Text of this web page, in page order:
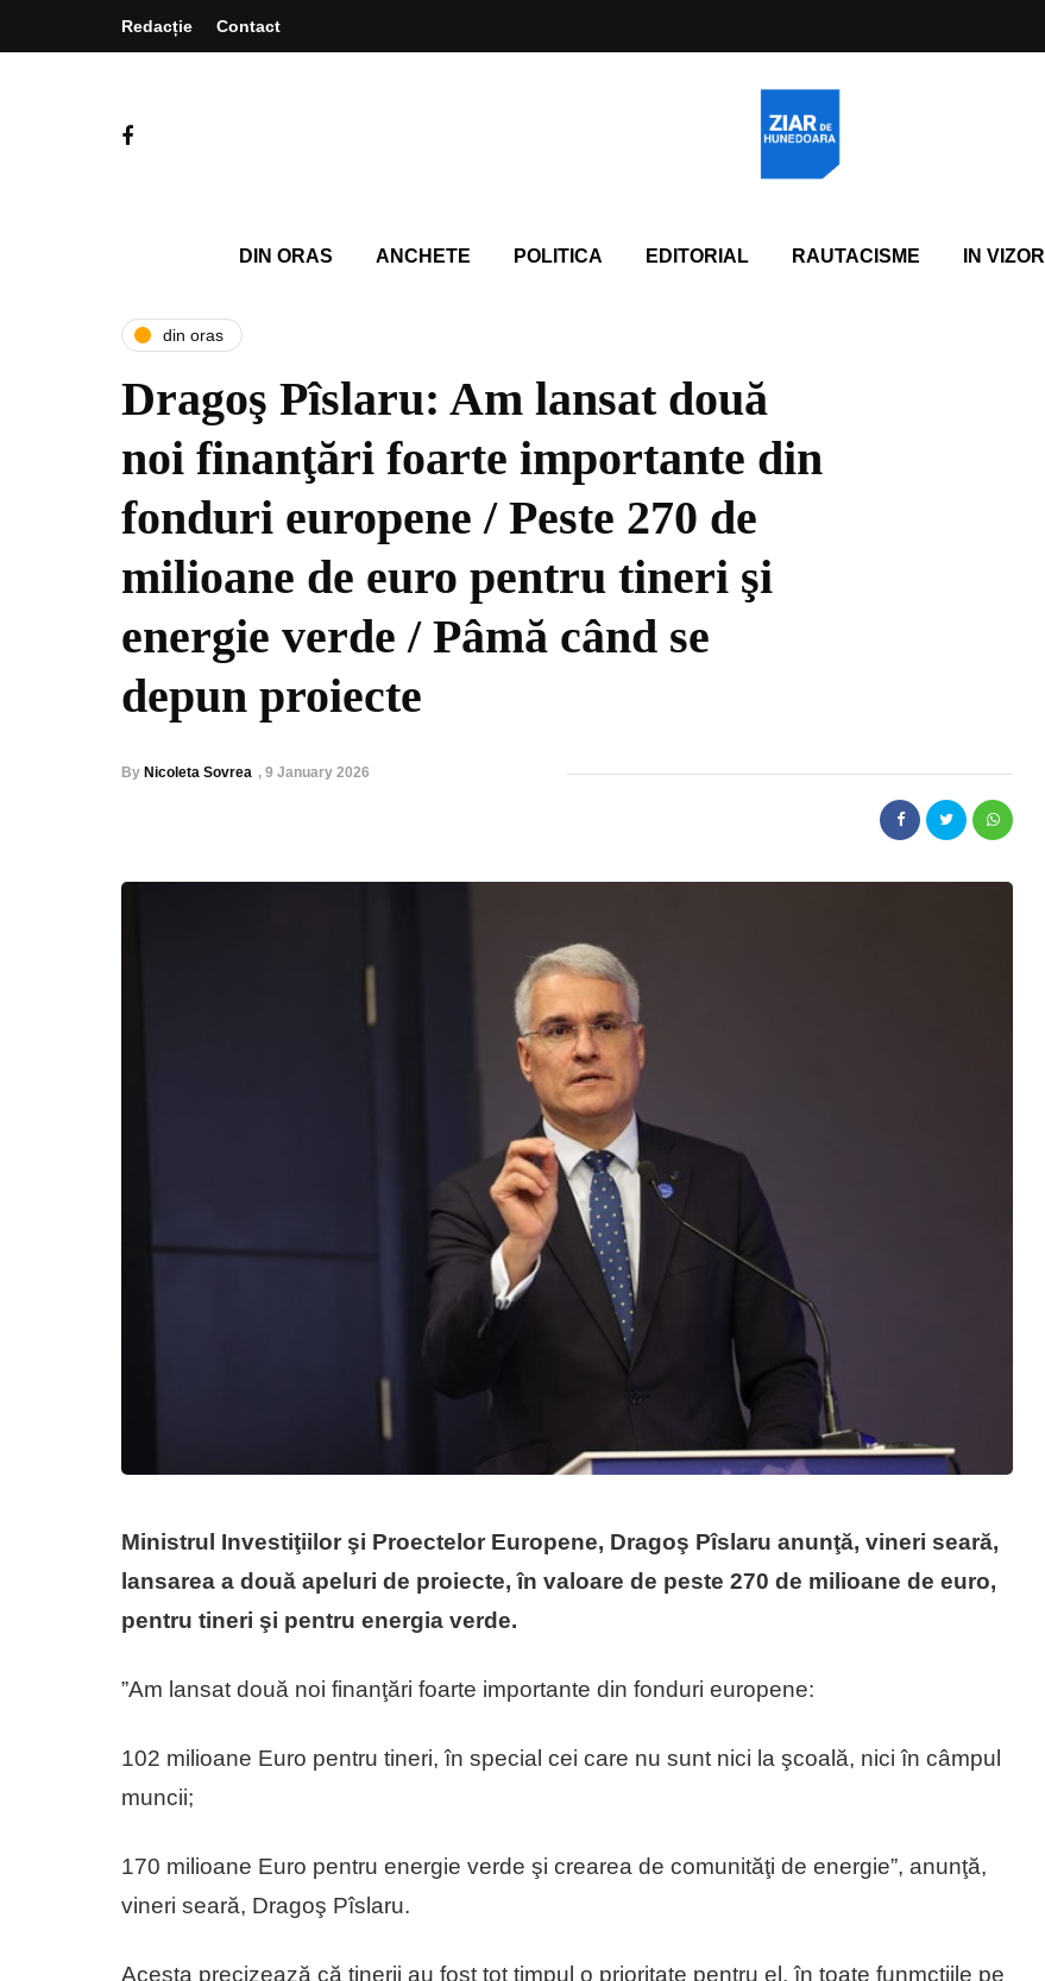
Redacție Contact
DIN ORAS ANCHETE POLITICA EDITORIAL RAUTACISME IN VIZOR
din oras
Dragoş Pîslaru: Am lansat două
noi finanţări foarte importante din
fonduri europene / Peste 270 de
milioane de euro pentru tineri şi
energie verde / Pâmă când se
depun proiecte
By Nicoleta Sovrea , 9 January 2026
Ministrul Investiţiilor şi Proectelor Europene, Dragoş Pîslaru anunţă, vineri seară,
lansarea a două apeluri de proiecte, în valoare de peste 270 de milioane de euro,
pentru tineri şi pentru energia verde.
”Am lansat două noi finanţări foarte importante din fonduri europene:
102 milioane Euro pentru tineri, în special cei care nu sunt nici la şcoală, nici în câmpul
muncii;
170 milioane Euro pentru energie verde şi crearea de comunităţi de energie”, anunţă,
vineri seară, Dragoş Pîslaru.
Acesta precizează că tinerii au fost tot timpul o prioritate pentru el, în toate funmcţiile pe